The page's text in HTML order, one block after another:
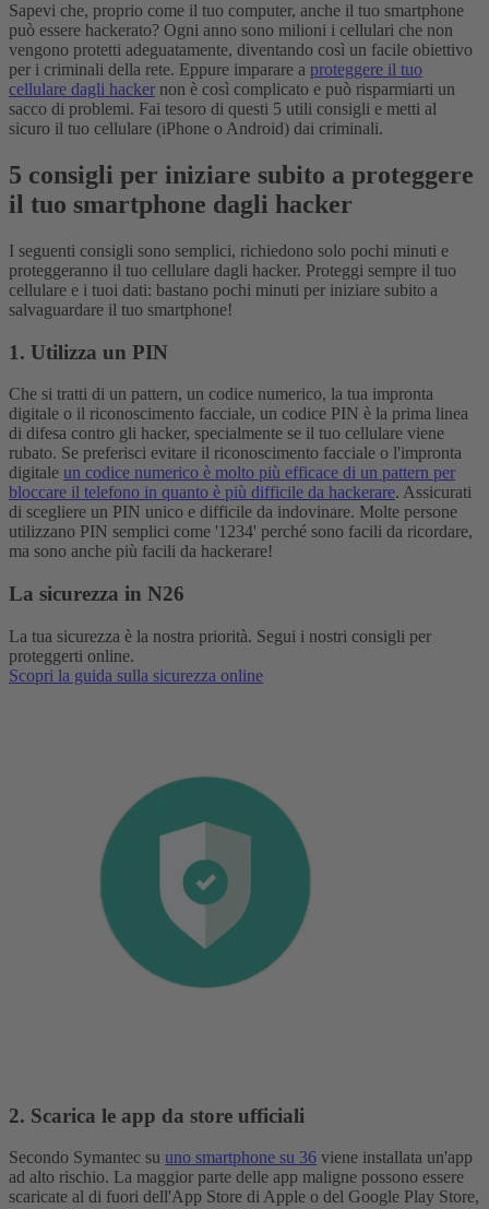
Sapevi che, proprio come il tuo computer, anche il tuo smartphone
può essere hackerato? Ogni anno sono milioni i cellulari che non
vengono protetti adeguatamente, diventando così un facile obiettivo
per i criminali della rete. Eppure imparare a proteggere il tuo
cellulare dagli hacker non è così complicato e può risparmiarti un
sacco di problemi. Fai tesoro di questi 5 utili consigli e metti al
sicuro il tuo cellulare (iPhone o Android) dai criminali.
5 consigli per iniziare subito a proteggere
il tuo smartphone dagli hacker
I seguenti consigli sono semplici, richiedono solo pochi minuti e
proteggeranno il tuo cellulare dagli hacker. Proteggi sempre il tuo
cellulare e i tuoi dati: bastano pochi minuti per iniziare subito a
salvaguardare il tuo smartphone!
1. Utilizza un PIN
Che si tratti di un pattern, un codice numerico, la tua impronta
digitale o il riconoscimento facciale, un codice PIN è la prima linea
di difesa contro gli hacker, specialmente se il tuo cellulare viene
rubato. Se preferisci evitare il riconoscimento facciale o l'impronta
digitale un codice numerico è molto più efficace di un pattern per
bloccare il telefono in quanto è più difficile da hackerare. Assicurati
di scegliere un PIN unico e difficile da indovinare. Molte persone
utilizzano PIN semplici come '1234' perché sono facili da ricordare,
ma sono anche più facili da hackerare!
La sicurezza in N26
La tua sicurezza è la nostra priorità. Segui i nostri consigli per
proteggerti online.
Scopri la guida sulla sicurezza online
2. Scarica le app da store ufficiali
Secondo Symantec su uno smartphone su 36 viene installata un'app
ad alto rischio. La maggior parte delle app maligne possono essere
scaricate al di fuori dell'App Store di Apple o del Google Play Store,